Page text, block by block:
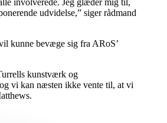
udvidelse,” siger rådmand
kunne bevæge sig fra ARoS’
kunstværk og
vi kan næsten ikke vente til, at vi